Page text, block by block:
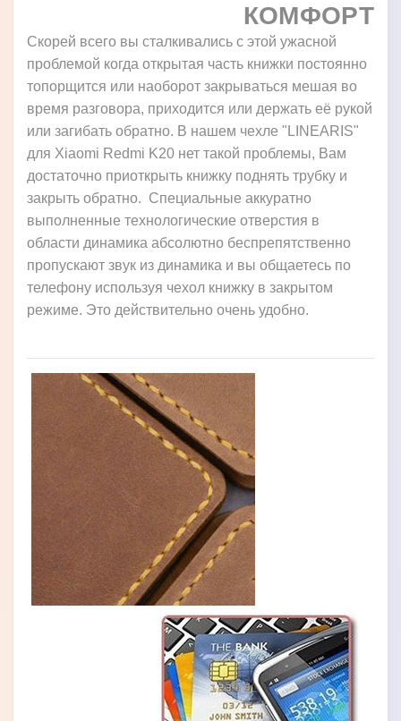
КОМФОРТ
Скорей всего вы сталкивались с этой ужасной
проблемой когда открытая часть книжки постоянно
топорщится или наоборот закрываться мешая во
время разговора, приходится или держать её рукой
или загибать обратно. В нашем чехле "LINEARIS"
для Xiaomi Redmi K20 нет такой проблемы, Вам
достаточно приоткрыть книжку поднять трубку и
закрыть обратно. Специальные аккуратно
выполненные технологические отверстия в
области динамика абсолютно беспрепятственно
пропускают звук из динамика и вы общаетесь по
телефону используя чехол книжку в закрытом
режиме. Это действительно очень удобно.